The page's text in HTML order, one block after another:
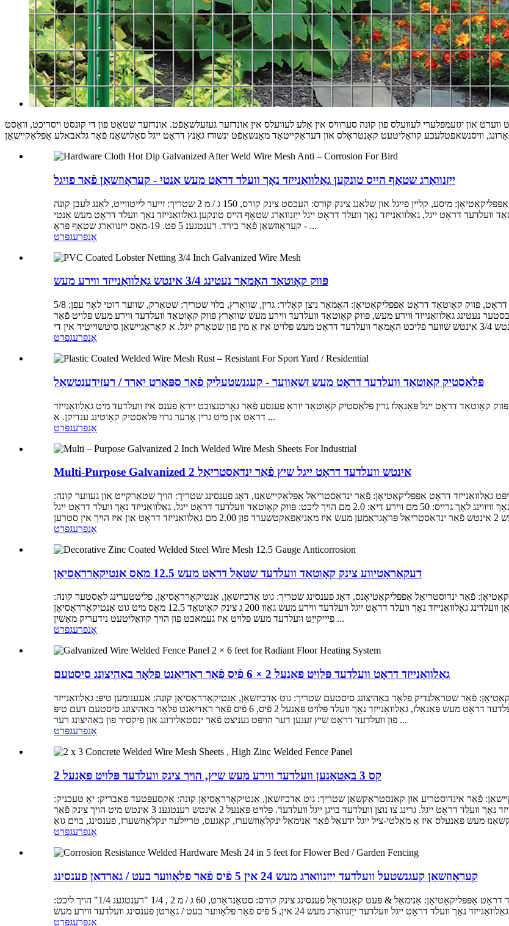
און יגזעמפּלערי לעוועלס פון קונה סערוויס אין אַלע לעוועלס אין אונדזער געזעלשאַפֿט. אונדזער שטאַט פון די קונסט ויסריכט, וואַסט
ייַזנוואַרג שטאָף הייס טונקען גאַלוואַנייזד נאָך וועלד דראָט מעש אַנטי - קעראָוזשאַן פֿאַר פויגל
דעטאַילעד פּראָדוקט דיסקריפּשאַן מאַטעריאַל: הייס-דיפּט גאַלוואַנייזד דראָט אַפּפּליקאַטיאָן: מיסע, קליין פייגל און שלאַנג צינק קורס: העכסט צינק קורס, 150 ג / מ 2 שטריך: זייער לייטווייט, לאַנג לעבן קונה
וועלדעד דראָט ייגל, גאַלוואַנייזד נאָך וועלד דראָט ייגל ייַזנוואַרג שטאָף הייס טונקען גאַלוואַנייזד נאָך וועלד דראָט מעש אַנטי
- קעראָוזשאַן פֿאַר בירד. רענטגענ 5 פט. 19-מאָס ייַזנוואַרג שטאָף פּראָ ...
אָנפרעגפּרט
פּווק קאָוטאַד האָמאַר נעטינג 3/4 אינטש גאַלוואַנייזד ווירע מעש
דעטאַילעד פּראָדוקט דיסקריפּשאַן מאַטעריאַל: עלעקטראָ גאַלוואַנייזד דראָט, פּווק קאָוטאַד דראָט אַפּפּליקאַטיאָן: האָמאַר ניצן קאָליר: גרין, שוואַרץ, בלוי שטריך: שטאַרק, שווער דוטי לאָך עפן: 5/8
דראָט. מעש, לאָבסטער נעטינג גאַלוואַנייזד ווירע מעש, פּווק קאָוטאַד וועלדעד ווירע מעש שוואַרץ פּווק קאָוטאַד וועלדעד ווירע מעש פּלויט פֿאַר
אָנפרעגפּרט
פּלאַסטיק קאָוטאַד וועלדעד דראָט מעש זשאַווער - קעגנשטעליק פֿאַר ספּאָרט יאַרד / רעזידענטשאַל
קאָוטאַד דראָט ייגל פּאַנאַלז גרין פּלאַסטיק קאָוטאַד יוראַ פענסע פֿאַר גאָרטנצוכט ייראָ פענס איז וועלדעד מיט גאַלוואַנייזד
דראָט און מיט גרין אָדער גרוי פּלאַסטיק קאָוטינג ענדיקן. א ...
אָנפרעגפּרט
Multi-Purpose Galvanized 2 אינטש וועלדעד דראָט ייגל שיץ פֿאַר ינדאַסטריאַל
דראָט אַפּפּליקאַטיאָן: פֿאַר ינדאַסטריאַל אַפּלאַקיישאַנז, דאָג פענסינג שטריך: הויך שטאַרקייט און געווער קונה:
אַקסעפּטאַד טיפּ: גאַלוואַנייזד איידער / נאָך וויווינג לאָך גרייס: 50 מם ווירע דיאַ: 2.0 מם הויך ליכט: פּווק קאָוטאַד וועלדעד דראָט ייגל, גאַלוואַנייזד נאָך וועלד דראָט ייגל Multi-Purpose גאַלוואַנייזד וועלדעד
אָנפרעגפּרט
דעקאָראַטיווע צינק קאָוטאַד וועלדעד שטאָל דראָט מעש 12.5 מאָס אַנטיקאָרראָסיאָן
פֿאַר ינדוסטריאַל אַפּפּליקאַטיאָנס, דאָג פענסינג שטריך: גוט אַדכיזשאַן, אַנטיקאָרראָסיאָן, פליטטערינג לאַסטער קונה:
אַקסעפּטעד טיפּ: גאַלוואַנייזד נאָך וויווינג, גאַוו פאַבריק: יאָ טעכניק: פאַכמאַן וועלדינג גאַלוואַנייזד נאָך וועלד דראָט ייגל וועלדעד ווירע מעש גאַוו 200 ג צינק קאָוטאַד 12.5 מאָס מיט גוט אַנטיקאָרראָסיאָן
פיייקייַט וועלדעד מעש פּלויט איז געמאכט פון הויך קוואַליטעט נידעריק מאַשין ...
אָנפרעגפּרט
גאַלוואַנייזד דראָט וועלדעד פּלויט פּאַנעל 2 × 6 פֿיס פֿאַר ראַדיאַנט פלאָר באַהיצונג סיסטעם
פֿאַר שטראַלנדיק פלאָר באַהיצונג סיסטעם שטריך: גוט אַדכיזשאַן, אַנטיקאָרראָסיאָן קונה: אנגענומען טיפּ: גאַלוואַנייזד
איידער וויווינג פאַבריק: יאָ טעכניק: פאַכמאַן וועלדינג הויך ליכט: גאַלוואַנייזד וועלדעד דראָט מעש פּאַנאַלז, גאַלוואַנייזד נאָך וועלד פּלויט פּאַנעל 2 פֿיס, 6 פֿיס פֿאַר ראַדיאַנט פלאָר באַהיצונג סיסטעם דעם טיפּ
פון וועלדעד דראָט שיץ זענען דער הויפּט געניצט פֿאַר ינסטאַלירונג און פיקסיר פון באַהיצונג רער ...
אָנפרעגפּרט
2 קס 3 באַטאָנען וועלדעד ווירע מעש שיץ, הויך צינק וועלדעד פּלויט פּאַנעל
פֿאַר אינדוסטריע און קאַנסטראַקשאַן שטריך: גוט אַדכיזשאַן, אַנטיקאָרראָסיאָן קונה: אַקסעפּטעד פאַבריק: יאָ טעכניק:
פאַכמאַן וועלדינג הויך ליכט: פּווק קאָוטאַד וועלדעד דראָט ייגל, גאַלוואַנייזד נאָך וועלד דראָט ייגל. גרינג צו נוצן וועלדעד בויגן ייגל וועלדעד. פּלויט פּאַנעל 2 אינטש רענטגענ 3 אינטש מיט הויך צינק פֿאַר
אָנפרעגפּרט
קעראָוזשאַן קעגנשטעל וועלדעד ייַזנוואַרג מעש 24 אין 5 פֿיס פֿאַר פלאָווער בעט / גאַרדאַן פענסינג
דעטאַילעד פּראָדוקט באַשרייַבונג מאַטעריאַל: הייס-דיפּט גאַלוואַנייזד דראָט אַפּפּליקאַטיאָן: אַנימאַל & פּעט קאָנטראָל פענסינג צינק קורס: סטאַנדאַרט, 60 ג / מ 2 , 1/4 "רענטגענ 1/4" הויך ליכט:
אָנפרעגפּרט